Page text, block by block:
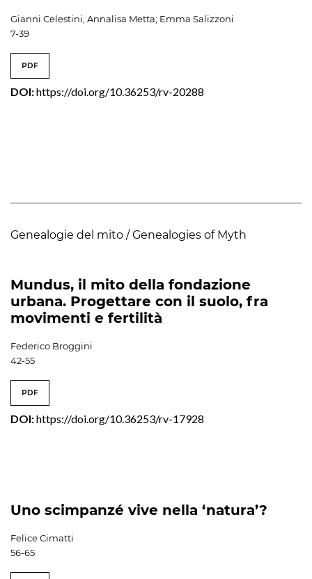
Gianni Celestini, Annalisa Metta; Emma Salizzoni
7-39
PDF
DOI:https://doi.org/10.36253/rv-20288
Genealogie del mito / Genealogies of Myth
Mundus, il mito della fondazione
urbana. Progettare con il suolo, fra
movimenti e fertilità
Federico Broggini
42-55
PDF
DOI:https://doi.org/10.36253/rv-17928
Uno scimpanzé vive nella ‘natura’?
Felice Cimatti
56-65